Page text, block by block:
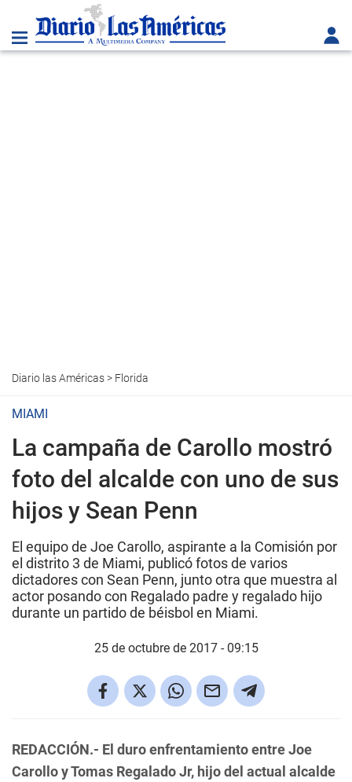
Diario las Américas> Florida
MIAMI
La campaña de Carollo mostró
foto del alcalde con uno de sus
hijos y Sean Penn
El equipo de Joe Carollo, aspirante a la Comisión por
el distrito 3 de Miami, publicó fotos de varios
dictadores con Sean Penn, junto otra que muestra al
actor posando con Regalado padre y regalado hijo
durante un partido de béisbol en Miami.
25 de octubre de 2017 - 09:15
REDACCIÓN.- El duro enfrentamiento entre Joe
Carollo y Tomas Regalado Jr, hijo del actual alcalde